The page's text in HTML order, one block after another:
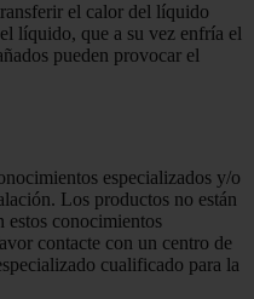
el calor del líquido
líquido, que a su vez enfría el
pueden provocar el
especializados y/o
Los productos no están
estos conocimientos
contacte con un centro de
cualificado para la